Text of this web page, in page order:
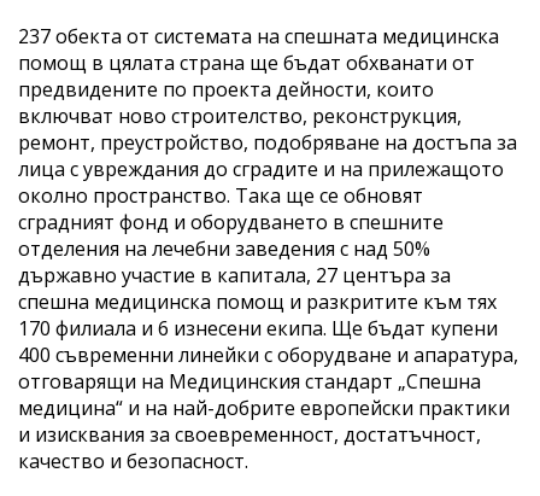
237 обекта от системата на спешната медицинска
помощ в цялата страна ще бъдат обхванати от
предвидените по проекта дейности, които
включват ново строителство, реконструкция,
ремонт, преустройство, подобряване на достъпа за
лица с увреждания до сградите и на прилежащото
околно пространство. Така ще се обновят
сградният фонд и оборудването в спешните
отделения на лечебни заведения с над 50%
държавно участие в капитала, 27 центъра за
спешна медицинска помощ и разкритите към тях
170 филиала и 6 изнесени екипа. Ще бъдат купени
400 съвременни линейки с оборудване и апаратура,
отговарящи на Медицинския стандарт „Спешна
медицина“ и на най-добрите европейски практики
и изисквания за своевременност, достатъчност,
качество и безопасност.